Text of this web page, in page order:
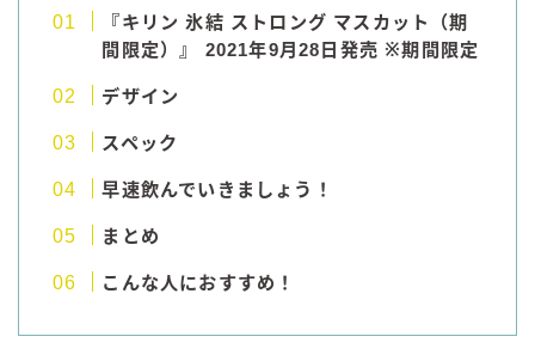
トリスハイボール
GREEN1/2（グリーンハーフ）
鏡月焼酎ハイ
アサヒ
贅沢搾り
ザ・カクテルクラフト
『キリン 氷結 ストロング マスカット（期
間限定）』 2021年9月28日発売 ※期間限定
デザイン
スペック
早速飲んでいきましょう！
まとめ
こんな人におすすめ！